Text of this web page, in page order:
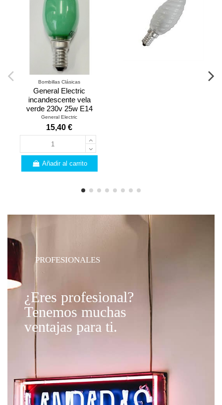
Bombillas Clásicas
General Electric
incandescente vela
verde 230v 25w E14
General Electric
15,40 €
Añadir al carrito
PROFESIONALES
¿Eres profesional?
Tenemos muchas
ventajas para ti.